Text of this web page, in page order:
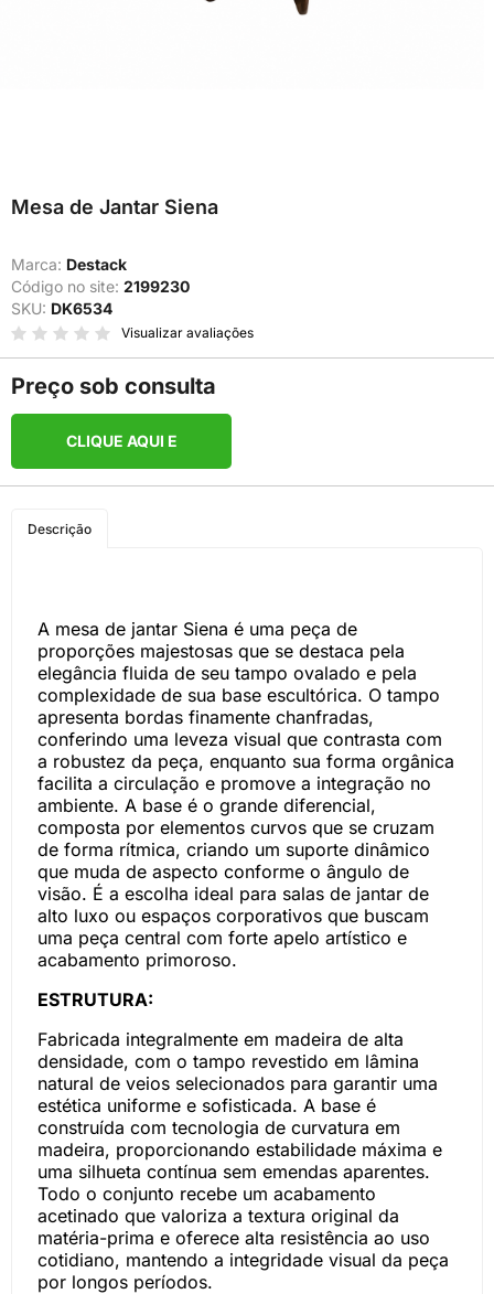
Mesa de Jantar Siena
Marca: Destack
Código no site: 2199230
SKU: DK6534
Visualizar avaliações
Preço sob consulta
CLIQUE AQUI E
Descrição
A mesa de jantar Siena é uma peça de
proporções majestosas que se destaca pela
elegância fluida de seu tampo ovalado e pela
complexidade de sua base escultórica. O tampo
apresenta bordas finamente chanfradas,
conferindo uma leveza visual que contrasta com
a robustez da peça, enquanto sua forma orgânica
facilita a circulação e promove a integração no
ambiente. A base é o grande diferencial,
composta por elementos curvos que se cruzam
de forma rítmica, criando um suporte dinâmico
que muda de aspecto conforme o ângulo de
visão. É a escolha ideal para salas de jantar de
alto luxo ou espaços corporativos que buscam
uma peça central com forte apelo artístico e
acabamento primoroso.
ESTRUTURA:
Fabricada integralmente em madeira de alta
densidade, com o tampo revestido em lâmina
natural de veios selecionados para garantir uma
estética uniforme e sofisticada. A base é
construída com tecnologia de curvatura em
madeira, proporcionando estabilidade máxima e
uma silhueta contínua sem emendas aparentes.
Todo o conjunto recebe um acabamento
acetinado que valoriza a textura original da
matéria-prima e oferece alta resistência ao uso
cotidiano, mantendo a integridade visual da peça
por longos períodos.